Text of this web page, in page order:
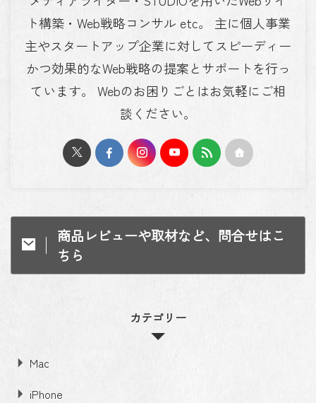
ト構築・Web戦略コンサル etc。 主に個人事業
主やスタートアップ企業に対してスピーディー
かつ効果的なWeb戦略の提案とサポートを行っ
ています。 Webのお困りごとはお気軽にご相
談ください。
商品レビューや取材など、問合せはこ
ちら
カテゴリー
Mac
iPhone